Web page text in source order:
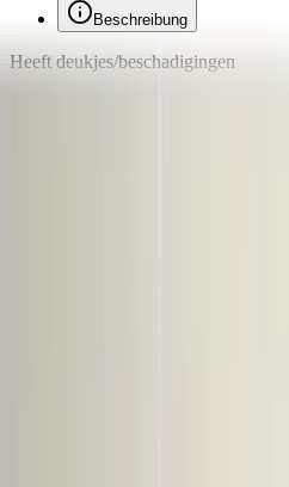
Beschreibung
Heeft deukjes/beschadigingen